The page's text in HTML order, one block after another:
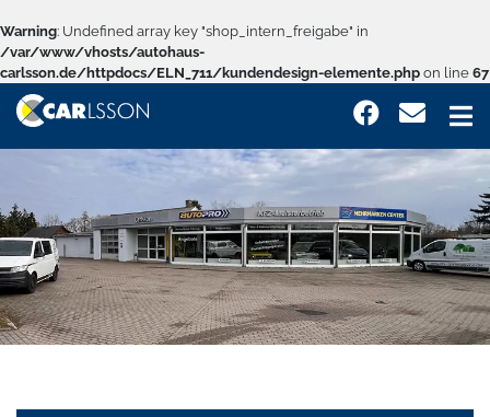
Warning: Undefined array key "shop_intern_freigabe" in
/var/www/vhosts/autohaus-
carlsson.de/httpdocs/ELN_711/kundendesign-elemente.php on line 67